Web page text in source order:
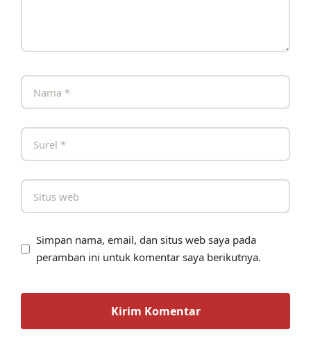
Simpan nama, email, dan situs web saya pada
peramban ini untuk komentar saya berikutnya.